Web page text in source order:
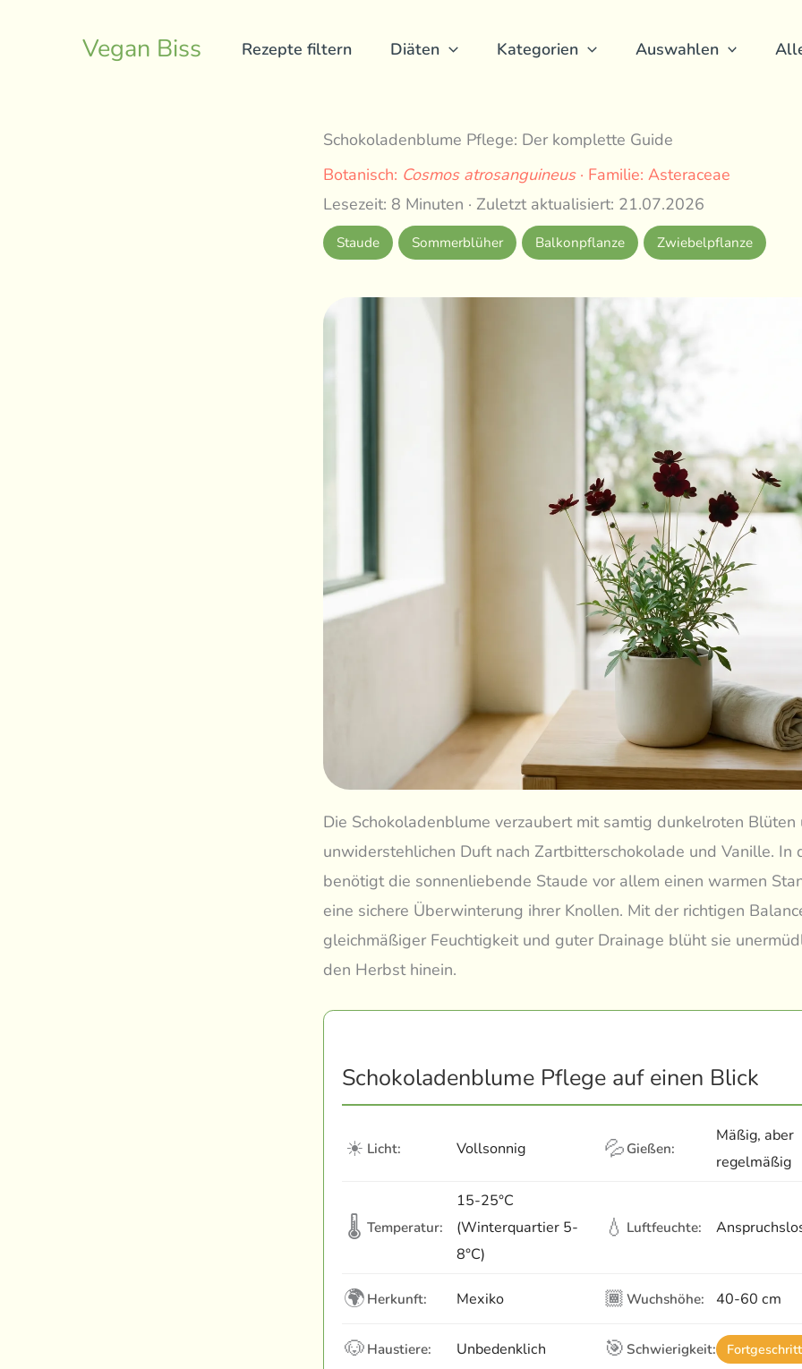
Vegan Biss Rezepte filtern Diäten Kategorien Auswahlen
Schokoladenblume Pflege: Der komplette Guide
Botanisch: Cosmos atrosanguineus· Familie: Asteraceae
Lesezeit: 8 Minuten · Zuletzt aktualisiert: 21.07.2026
Staude Sommerblüher Balkonpflanze Zwiebelpflanze
Die Schokoladenblume verzaubert mit samtig dunkelroten Blüten
unwiderstehlichen Duft nach Zartbitterschokolade und Vanille. In
benötigt die sonnenliebende Staude vor allem einen warmen
eine sichere Überwinterung ihrer Knollen. Mit der richtigen
gleichmäßiger Feuchtigkeit und guter Drainage blüht sie
den Herbst hinein.
Schokoladenblume Pflege auf einen Blick
☀ Licht: Vollsonnig 💦 Gießen:
Mäßig, aber
regelmäßig
🌡 Temperatur:
15-25°C
(Winterquartier 5-
8°C)
💧 Luftfeuchte:
🌍 Herkunft: Mexiko 🏾 Wuchshöhe: 40-60 cm
🐶 Haustiere: Unbedenklich 🎯 Schwierigkeit: